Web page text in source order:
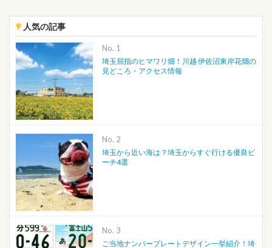
人気の記事
No.
埼玉屈指のヒマワリ畑！川越 伊佐沼東岸花畑の
見どころ・アクセス情報
No.
埼玉から近い海は？埼玉からすぐ行ける優良ビ
ーチ4選
No.
ご当地ナンバープレートデザイン一挙紹介！埼